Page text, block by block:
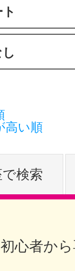
路線か
講座を
レッス
たいこ
をみる
ドスク
高い順
検索
心者か